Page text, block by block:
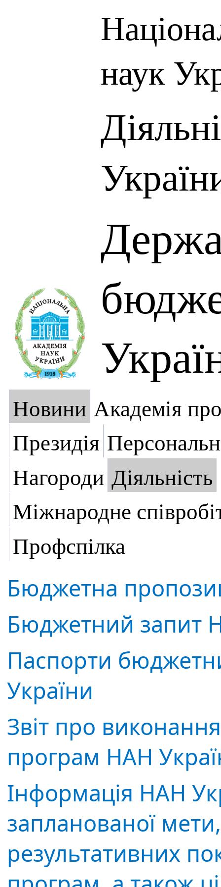
наук
Новини Академія
Президія
Нагороди Діяльність
Міжнародне
Профспілка
Бюджетна
Бюджетний запит
Паспорти
України
Звіт про
програм НАН
Інформація НАН
запланованої
результативних